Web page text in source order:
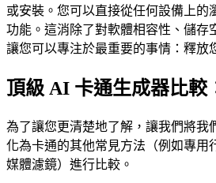
或安裝。您可以直接從任何設備上的
功能。這消除了對軟體相容性、儲存
讓您可以專注於最重要的事情：釋放
頂級 AI 卡通生成器比較
為了讓您更清楚地了解，讓我們將我
化為卡通的其他常見方法（例如專用
媒體濾鏡）進行比較。